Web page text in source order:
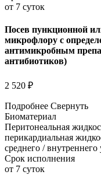
от 7 суток
Посев пункционной
микрофлору с
антимикробным
антибиотиков)
2 520 ₽
Подробнее Свернуть
Биоматериал
Перитонеальная
перикардиальная
среднего / внутреннего
Срок исполнения
от 7 суток